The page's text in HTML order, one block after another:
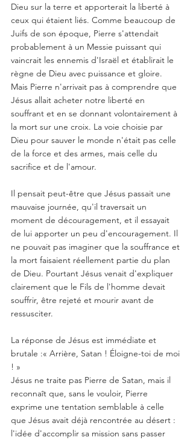
Dieu sur la terre et apporterait la liberté à
ceux qui étaient liés. Comme beaucoup de
Juifs de son époque, Pierre s'attendait
probablement à un Messie puissant qui
vaincrait les ennemis d'Israël et établirait le
règne de Dieu avec puissance et gloire.
Mais Pierre n'arrivait pas à comprendre que
Jésus allait acheter notre liberté en
souffrant et en se donnant volontairement à
la mort sur une croix. La voie choisie par
Dieu pour sauver le monde n'était pas celle
de la force et des armes, mais celle du
sacrifice et de l'amour.
Il pensait peut-être que Jésus passait une
mauvaise journée, qu'il traversait un
moment de découragement, et il essayait
de lui apporter un peu d'encouragement. Il
ne pouvait pas imaginer que la souffrance et
la mort faisaient réellement partie du plan
de Dieu. Pourtant Jésus venait d'expliquer
clairement que le Fils de l'homme devait
souffrir, être rejeté et mourir avant de
ressusciter.
La réponse de Jésus est immédiate et
brutale :« Arrière, Satan ! Éloigne-toi de moi
! »
Jésus ne traite pas Pierre de Satan, mais il
reconnaît que, sans le vouloir, Pierre
exprime une tentation semblable à celle
que Jésus avait déjà rencontrée au désert :
l'idée d'accomplir sa mission sans passer